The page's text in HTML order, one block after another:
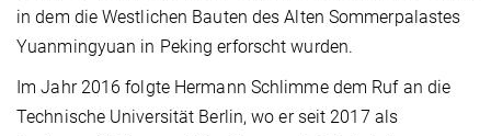
in dem die Westlichen Bauten des Alten Sommerpalastes
Yuanmingyuan in Peking erforscht wurden.
Im Jahr 2016 folgte Hermann Schlimme dem Ruf an die
Technische Universität Berlin, wo er seit 2017 als